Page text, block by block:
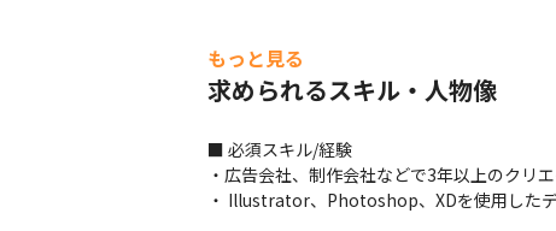
・ぴあ様：EC（チケット販売/受発注）の『
・ディップ様：日本最大級の求人検索サイト
・某テレビ局様：着うたダウンロードシステム
・大手通信会社様：モバイルサイト、女性向
・大手印刷会社様：主婦向けモバイルアプリ
・株式会社よしもとクリエイティブ・エージ
もっと見る
求められるスキル・人物像
■ 必須スキル/経験
・広告会社、制作会社などで3年以上のクリ
・ Illustrator、Photoshop、XDを使用したデ